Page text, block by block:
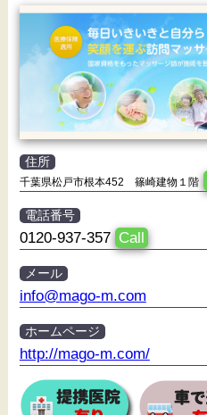
住所
千葉県松戸市根本452 篠崎建物１階
電話番号
0120-937-357 Call
メール
info@mago-m.com
ホームページ
http://mago-m.com/